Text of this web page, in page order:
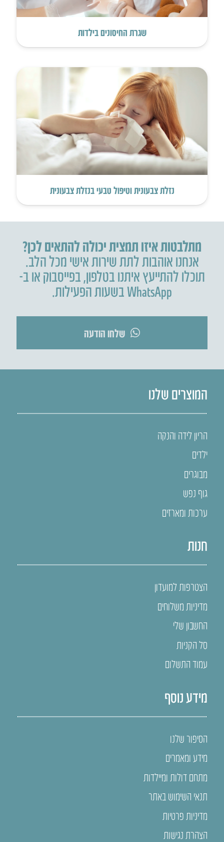
שגרת החיסונים בילדות
נזלת צבעונית וטיפול טבעי בנזלת צבעונית
מתלבטות איזו תמצית יכולה להתאים לכן?
אנחנו אוהבות לתת שירות אישי מכל הלב.
תוכלו להתייעץ איתנו בטלפון,בפייסבוק או ב-
WhatsApp בשעות הפעילות.
שלחו הודעה
המוצרים שלנו
הריון לידה והנקה
ילדים
מבוגרים
גוף נפש
ערכות ומארזים
חנות
הצטרפות למועדון
מדיניות משלוחים
החשבון שלי
סל הקניות
עמוד התשלום
מידע נוסף
הסיפור שלנו
מידע ומאמרים
מתחם דולות ומיילדות
תנאי השימוש באתר
מדיניות פרטיות
הצהרת נגישות